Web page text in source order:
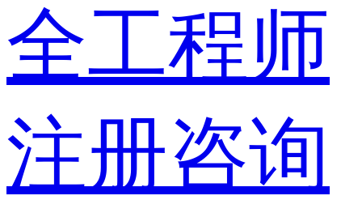
全工程师
注册咨询